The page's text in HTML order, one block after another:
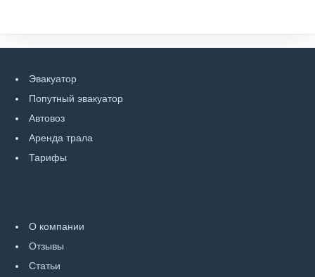
Эвакуатор
Попутный эвакуатор
Автовоз
Аренда трала
Тарифы
О компании
Отзывы
Статьи